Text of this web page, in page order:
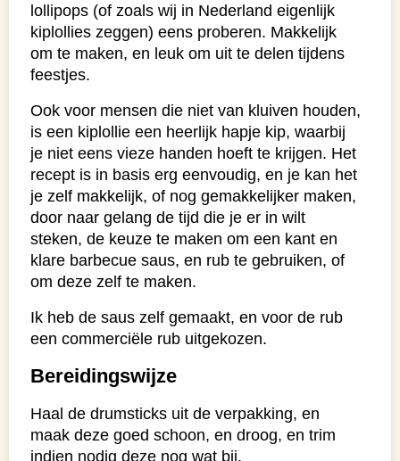
lollipops (of zoals wij in Nederland eigenlijk
kiplollies zeggen) eens proberen. Makkelijk
om te maken, en leuk om uit te delen tijdens
feestjes.
Ook voor mensen die niet van kluiven houden,
is een kiplollie een heerlijk hapje kip, waarbij
je niet eens vieze handen hoeft te krijgen. Het
recept is in basis erg eenvoudig, en je kan het
je zelf makkelijk, of nog gemakkelijker maken,
door naar gelang de tijd die je er in wilt
steken, de keuze te maken om een kant en
klare barbecue saus, en rub te gebruiken, of
om deze zelf te maken.
Ik heb de saus zelf gemaakt, en voor de rub
een commerciële rub uitgekozen.
Bereidingswijze
Haal de drumsticks uit de verpakking, en
maak deze goed schoon, en droog, en trim
indien nodig deze nog wat bij.